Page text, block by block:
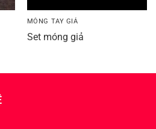
MÓNG TAY GIẢ
Set móng giả